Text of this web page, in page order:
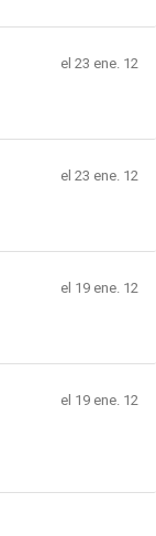
el 23 ene. 12
el 23 ene. 12
el 19 ene. 12
el 19 ene. 12